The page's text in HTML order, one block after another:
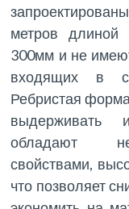
метров длиной
300мм и не
входящих в
Ребристая
выдерживать
обладают
свойствами,
что позволяет